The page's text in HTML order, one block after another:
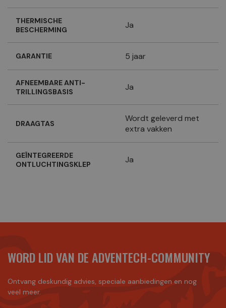
THERMISCHE
BESCHERMING
Ja
GARANTIE 5 jaar
AFNEEMBARE ANTI-
TRILLINGSBASIS
Ja
DRAAGTAS
Wordt geleverd met
extra vakken
GEÏNTEGREERDE
ONTLUCHTINGSKLEP
Ja
WORD LID VAN DE ADVENTECH-COMMUNITY
Ontvang deskundig advies, speciale aanbiedingen en nog
veel meer.